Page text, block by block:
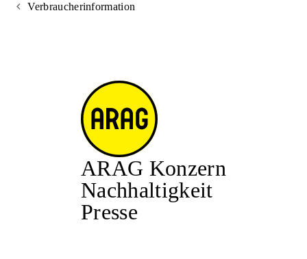
Verbraucherinformation
ARAG Konzern
Nachhaltigkeit
Presse